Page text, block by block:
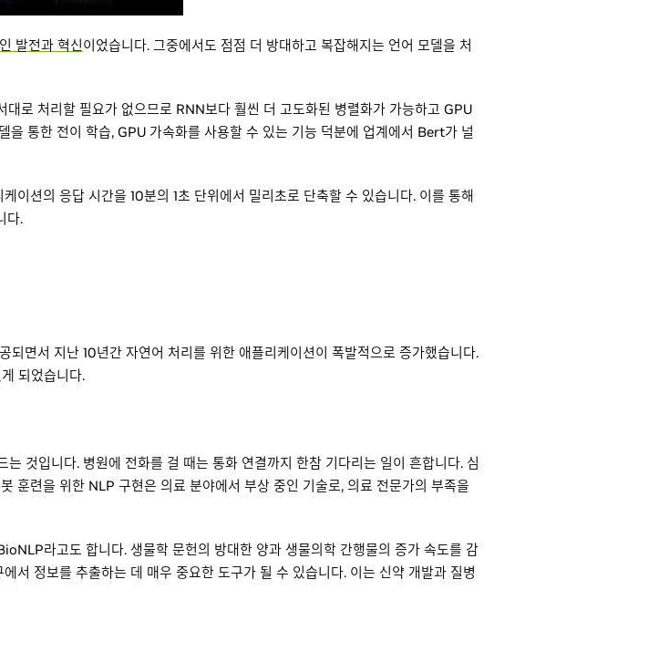
발전과 혁신이었습니다. 그중에서도 점점 더 방대하고 복잡해지는 언어 모델을 처
로 처리할 필요가 없으므로 RNN보다 훨씬 더 고도화된 병렬화가 가능하고 GPU
을 통한 전이 학습, GPU 가속화를 사용할 수 있는 기능 덕분에 업계에서 Bert가 널
이션의 응답 시간을 10분의 1초 단위에서 밀리초로 단축할 수 있습니다. 이를 통해
다.
면서 지난 10년간 자연어 처리를 위한 애플리케이션이 폭발적으로 증가했습니다.
되었습니다.
것입니다. 병원에 전화를 걸 때는 통화 연결까지 한참 기다리는 일이 흔합니다. 심
훈련을 위한 NLP 구현은 의료 분야에서 부상 중인 기술로, 의료 전문가의 부족을
라고도 합니다. 생물학 문헌의 방대한 양과 생물의학 간행물의 증가 속도를 감
서 정보를 추출하는 데 매우 중요한 도구가 될 수 있습니다. 이는 신약 개발과 질병